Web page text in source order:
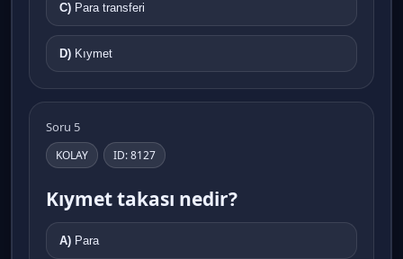
C) Para transferi
D) Kıymet
Soru 5
KOLAY ID: 8127
Kıymet takası nedir?
A) Para